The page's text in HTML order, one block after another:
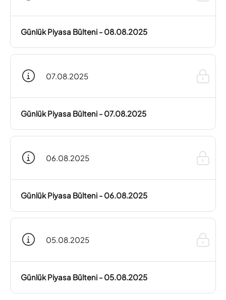
Günlük Piyasa Bülteni - 08.08.2025
07.08.2025
Günlük Piyasa Bülteni - 07.08.2025
06.08.2025
Günlük Piyasa Bülteni - 06.08.2025
05.08.2025
Günlük Piyasa Bülteni - 05.08.2025